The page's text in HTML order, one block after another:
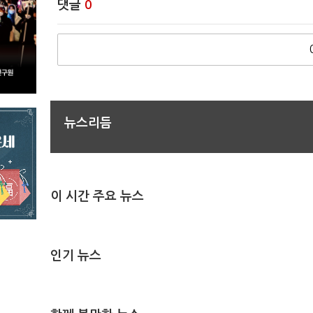
댓글 0
뉴스리듬
이 시간 주요 뉴스
인기 뉴스